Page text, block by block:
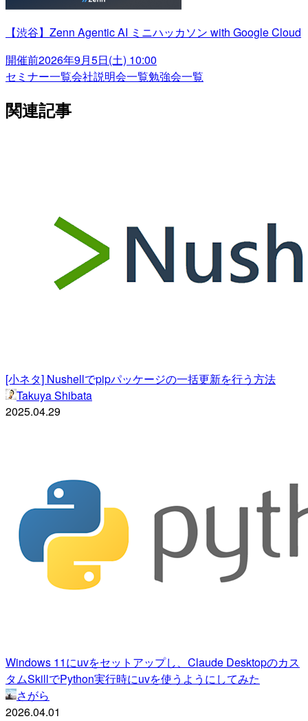
【渋谷】Zenn Agentic AI ミニハッカソン with Google Cloud
開催前2026年9月5日(土) 10:00
セミナー一覧会社説明会一覧勉強会一覧
関連記事
[小ネタ] Nushellでpipパッケージの一括更新を行う方法
Takuya Shibata
2025.04.29
Windows 11にuvをセットアップし、Claude Desktopのカス
タムSkillでPython実行時にuvを使うようにしてみた
さがら
2026.04.01